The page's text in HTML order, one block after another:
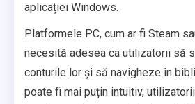
aplicației Windows.
Platformele PC, cum ar fi Steam
necesită adesea ca utilizatorii să
conturile lor și să navigheze în
poate fi mai puțin intuitiv,